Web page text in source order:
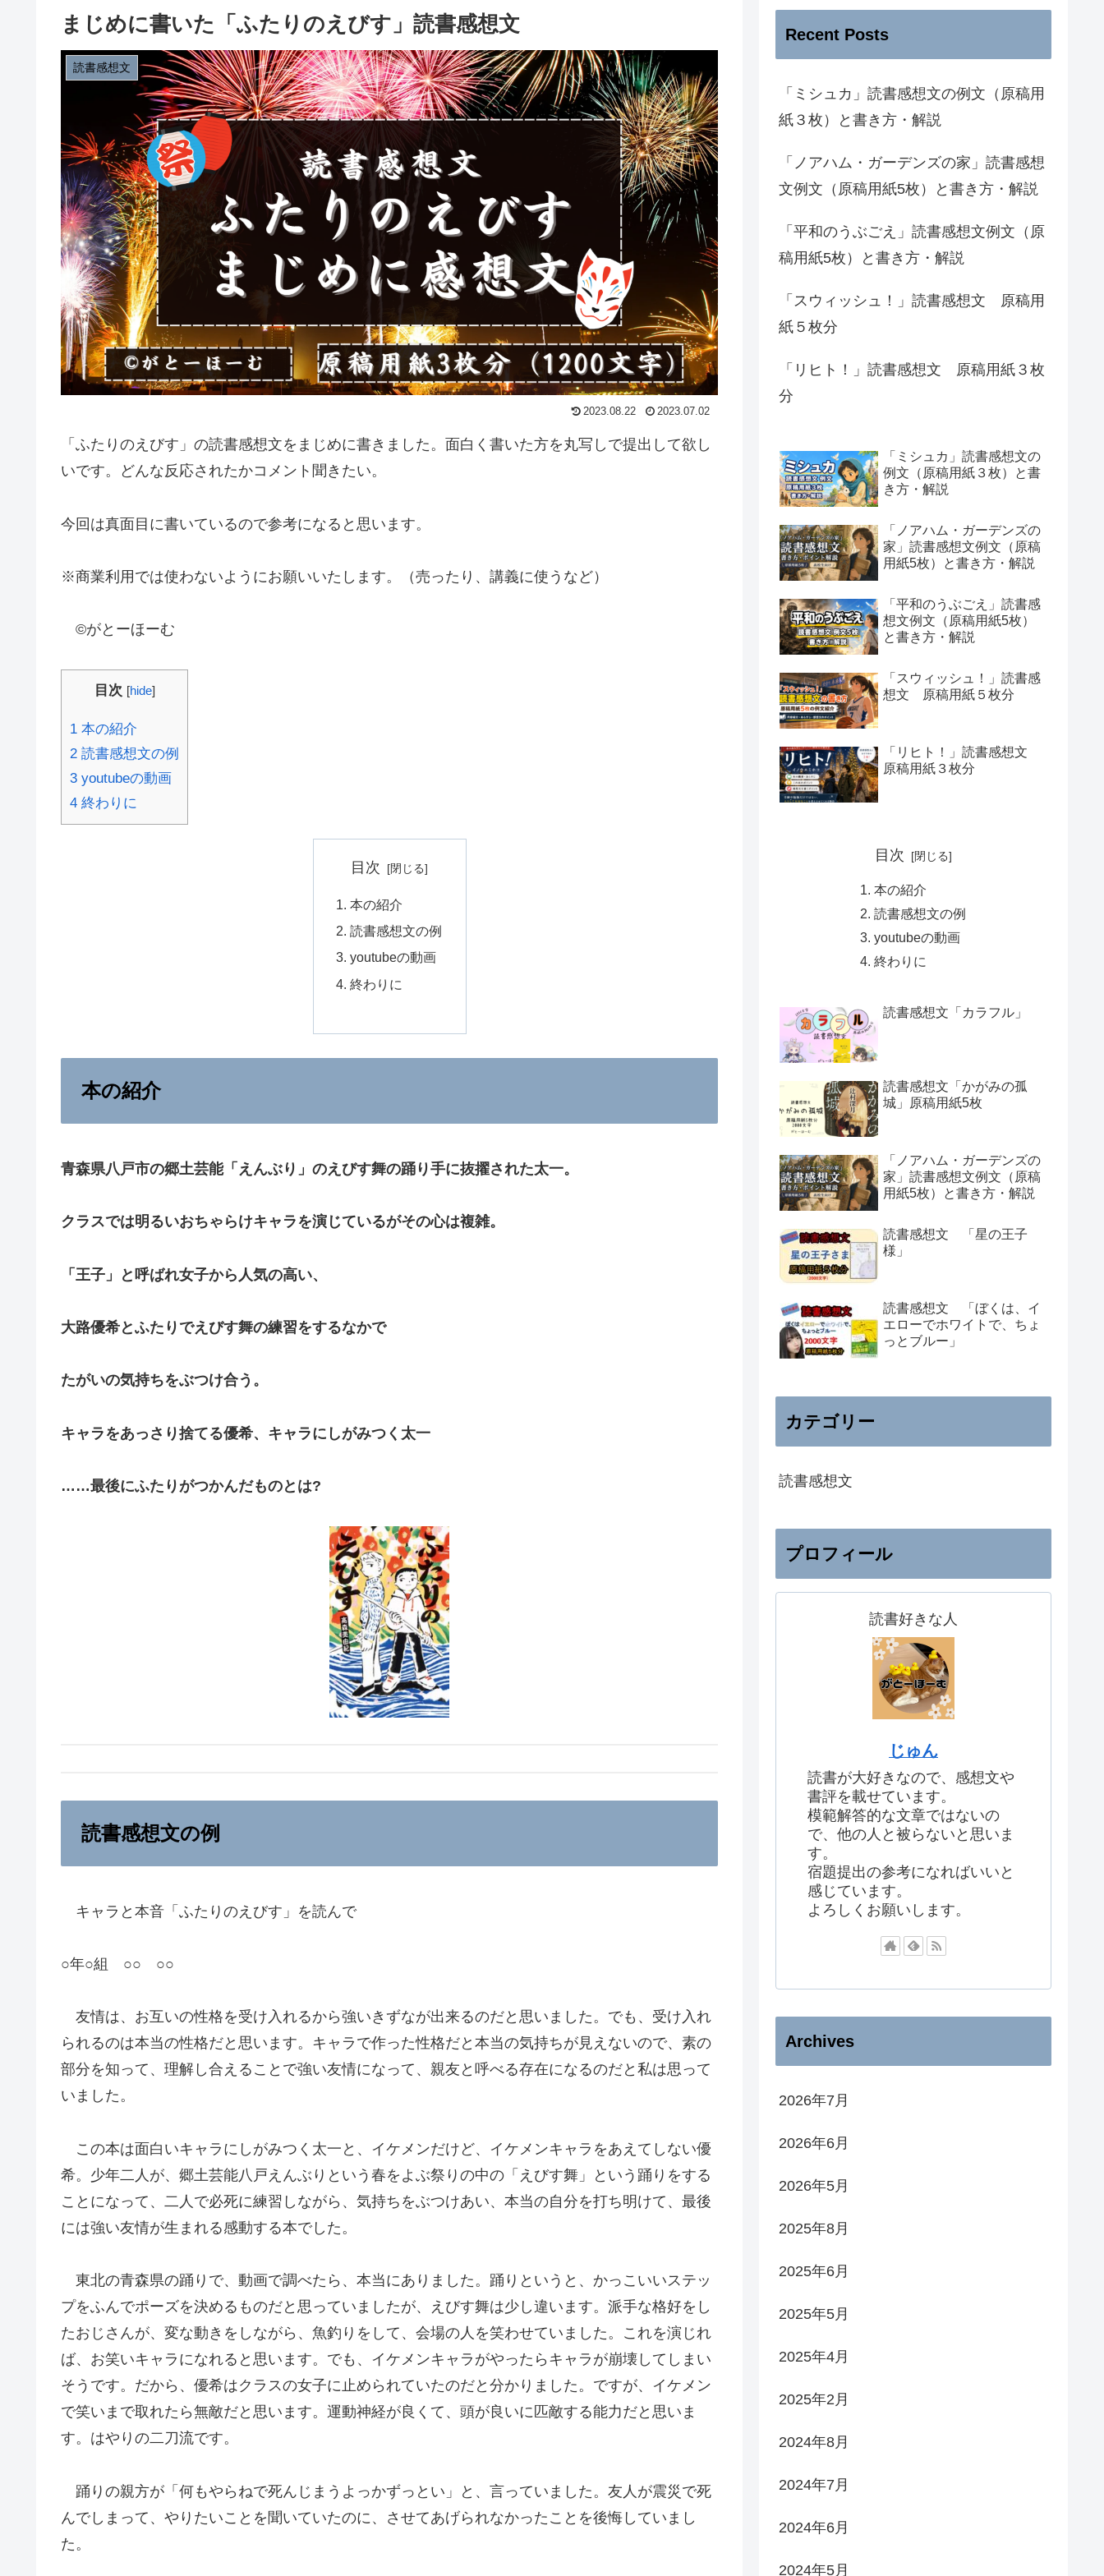
まじめに書いた「ふたりのえびす」読書感想文
読書感想文
2023.08.22 2023.07.02
「ふたりのえびす」の読書感想文をまじめに書きました。面白く書いた方を丸写しで提出して欲し
いです。どんな反応されたかコメント聞きたい。
今回は真面目に書いているので参考になると思います。
※商業利用では使わないようにお願いいたします。（売ったり、講義に使うなど）
©がとーほーむ
目次 [hide]
1 本の紹介
2 読書感想文の例
3 youtubeの動画
4 終わりに
目次
本の紹介
読書感想文の例
youtubeの動画
終わりに
本の紹介
青森県八戸市の郷土芸能「えんぶり」のえびす舞の踊り手に抜擢された太一。
クラスでは明るいおちゃらけキャラを演じているがその心は複雑。
「王子」と呼ばれ女子から人気の高い、
大路優希とふたりでえびす舞の練習をするなかで
たがいの気持ちをぶつけ合う。
キャラをあっさり捨てる優希、キャラにしがみつく太一
……最後にふたりがつかんだものとは?
読書感想文の例
キャラと本音「ふたりのえびす」を読んで
○年○組 ○○ ○○
友情は、お互いの性格を受け入れるから強いきずなが出来るのだと思いました。でも、受け入れ
られるのは本当の性格だと思います。キャラで作った性格だと本当の気持ちが見えないので、素の
部分を知って、理解し合えることで強い友情になって、親友と呼べる存在になるのだと私は思って
いました。
この本は面白いキャラにしがみつく太一と、イケメンだけど、イケメンキャラをあえてしない優
希。少年二人が、郷土芸能八戸えんぶりという春をよぶ祭りの中の「えびす舞」という踊りをする
ことになって、二人で必死に練習しながら、気持ちをぶつけあい、本当の自分を打ち明けて、最後
には強い友情が生まれる感動する本でした。
東北の青森県の踊りで、動画で調べたら、本当にありました。踊りというと、かっこいいステッ
プをふんでポーズを決めるものだと思っていましたが、えびす舞は少し違います。派手な格好をし
たおじさんが、変な動きをしながら、魚釣りをして、会場の人を笑わせていました。これを演じれ
ば、お笑いキャラになれると思います。でも、イケメンキャラがやったらキャラが崩壊してしまい
そうです。だから、優希はクラスの女子に止められていたのだと分かりました。ですが、イケメン
で笑いまで取れたら無敵だと思います。運動神経が良くて、頭が良いに匹敵する能力だと思いま
す。はやりの二刀流です。
踊りの親方が「何もやらねで死んじまうよっかずっとい」と、言っていました。友人が震災で死
んでしまって、やりたいことを聞いていたのに、させてあげられなかったことを後悔していまし
た。
Recent Posts
「ミシュカ」読書感想文の例文（原稿用
紙３枚）と書き方・解説
「ノアハム・ガーデンズの家」読書感想
文例文（原稿用紙5枚）と書き方・解説
「平和のうぶごえ」読書感想文例文（原
稿用紙5枚）と書き方・解説
「スウィッシュ！」読書感想文 原稿用
紙５枚分
「リヒト！」読書感想文 原稿用紙３枚
分
「ミシュカ」読書感想文の
例文（原稿用紙３枚）と書
き方・解説
「ノアハム・ガーデンズの
家」読書感想文例文（原稿
用紙5枚）と書き方・解説
「平和のうぶごえ」読書感
想文例文（原稿用紙5枚）
と書き方・解説
「スウィッシュ！」読書感
想文 原稿用紙５枚分
「リヒト！」読書感想文
原稿用紙３枚分
目次
本の紹介
読書感想文の例
youtubeの動画
終わりに
読書感想文「カラフル」
読書感想文「かがみの孤
城」原稿用紙5枚
「ノアハム・ガーデンズの
家」読書感想文例文（原稿
用紙5枚）と書き方・解説
読書感想文 「星の王子
様」
読書感想文 「ぼくは、イ
エローでホワイトで、ちょ
っとブルー」
カテゴリー
読書感想文
プロフィール
読書好きな人
じゅん
読書が大好きなので、感想文や
書評を載せています。
模範解答的な文章ではないの
で、他の人と被らないと思いま
す。
宿題提出の参考になればいいと
感じています。
よろしくお願いします。
Archives
2026年7月
2026年6月
2026年5月
2025年8月
2025年6月
2025年5月
2025年4月
2025年2月
2024年8月
2024年7月
2024年6月
2024年5月